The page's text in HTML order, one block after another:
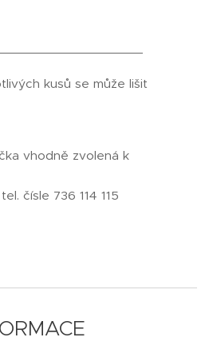
kusů se může lišit
vhodně zvolená k
čísle 736 114 115